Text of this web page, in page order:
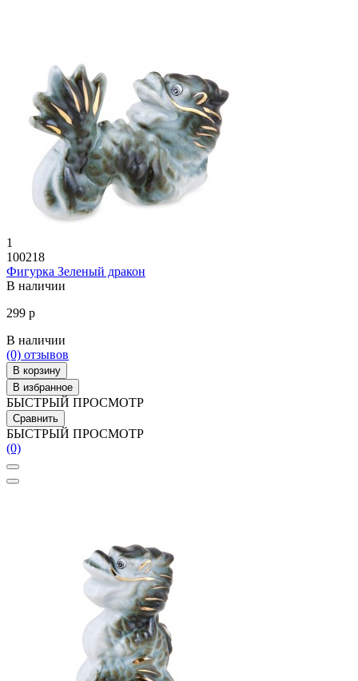
1
100218
Фигурка Зеленый дракон
В наличии
299 р
В наличии
(0) отзывов
В корзину
В избранное
БЫСТРЫЙ ПРОСМОТР
Сравнить
БЫСТРЫЙ ПРОСМОТР
(0)